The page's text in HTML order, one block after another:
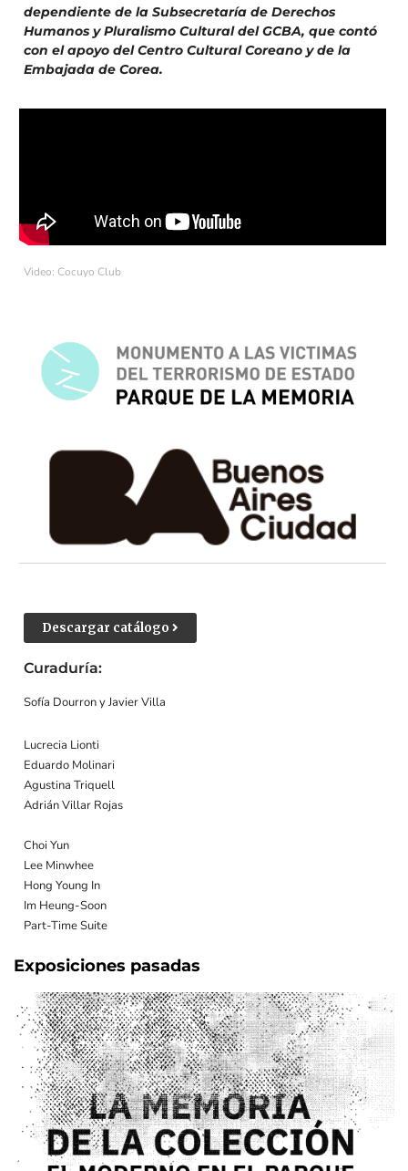
dependiente de la Subsecretaría de Derechos
Humanos y Pluralismo Cultural del GCBA, que contó
con el apoyo del Centro Cultural Coreano y de la
Embajada de Corea.
Video: Cocuyo Club
Descargar catálogo
Curaduría:
Sofía Dourron y Javier Villa
Lucrecia Lionti
Eduardo Molinari
Agustina Triquell
Adrián Villar Rojas
Choi Yun
Lee Minwhee
Hong Young In
Im Heung-Soon
Part-Time Suite
Exposiciones pasadas
A 50 AÑOS DEL GOLPE DE ESTADO DE 1976, EL MUSEO DE ARTE
MODERNO DE BUENOS AIRES Y EL PARQUE DE LA MEMORIA
PRESENTARÁN UNA EXPOSICIÓN QUE REÚNE OBRAS HISTÓRICAS
DEL PATRIMONIO DEL MUSEO, CREADAS POR ARTISTAS
ARGENTINOS QUE DENUNCIARON Y RESISTIERON DESDE EL ARTE
A LA VIOLENCIA DEL TERRORISMO DE ESTADO.